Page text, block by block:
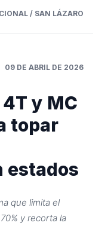
/ SAN LÁZARO
09 DE ABRIL DE 2026
y MC
topar
estados
que limita el
y recorta la